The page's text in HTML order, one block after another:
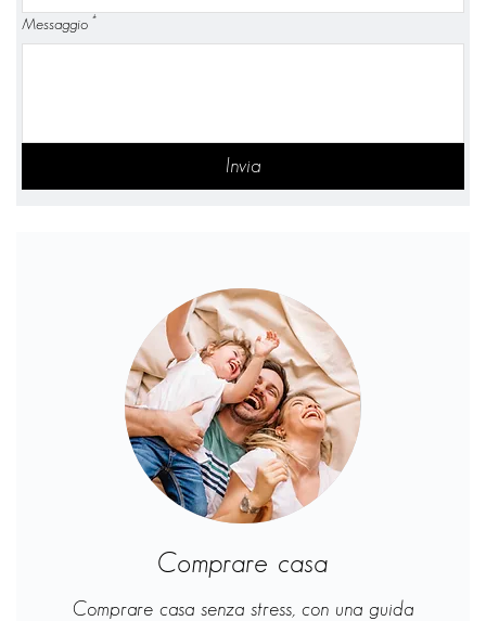
Messaggio *
Invia
Comprare casa
Comprare casa senza stress, con una guida